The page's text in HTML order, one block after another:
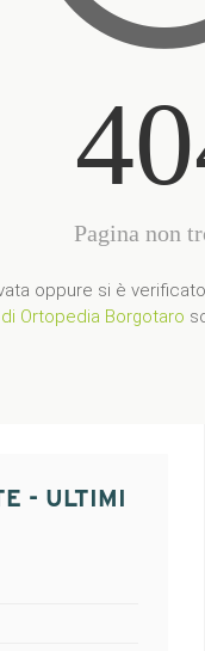
- ULTIMI